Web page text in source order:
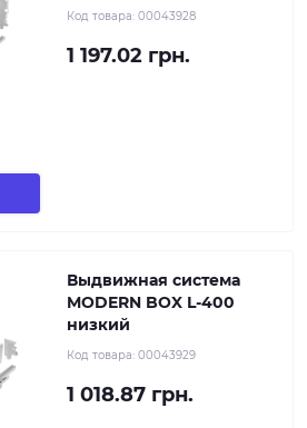
Код товара: 00043928
1 197.02 грн.
Выдвижная система
MODERN BOX L-400
низкий
Код товара: 00043929
1 018.87 грн.